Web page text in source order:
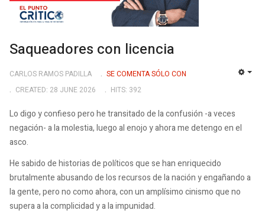
Saqueadores con licencia
CARLOS RAMOS PADILLA
SE COMENTA SÓLO CON
CREATED: 28 JUNE 2026
HITS: 392
Lo digo y confieso pero he transitado de la confusión -a veces
negación- a la molestia, luego al enojo y ahora me detengo en el
asco.
He sabido de historias de políticos que se han enriquecido
brutalmente abusando de los recursos de la nación y engañando a
la gente, pero no como ahora, con un amplísimo cinismo que no
supera a la complicidad y a la impunidad.